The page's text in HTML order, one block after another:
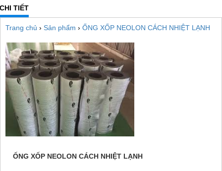
CHI TIẾT
Trang chủ › Sản phẩm › ỐNG XỐP NEOLON CÁCH NHIỆT LẠNH
ỐNG XỐP NEOLON CÁCH NHIỆT LẠNH